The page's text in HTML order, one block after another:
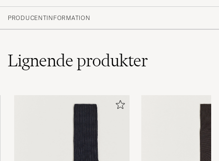
(64)
(1)
KØBTE PÅ CAREOFCARL.NO
Bra utvalg og rask levering.
PRODUCENTINFORMATION
Lignendeprodukter